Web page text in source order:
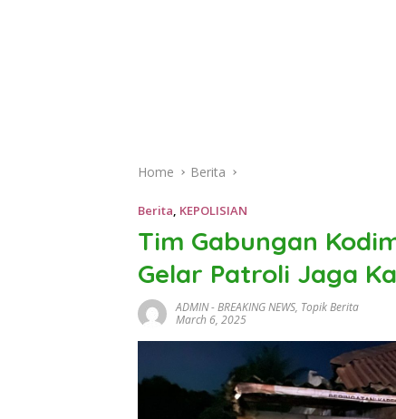
Home Berita
Berita KEPOLISIAN
Tim Gabungan
Gelar Patroli Jaga
ADMIN-BREAKING NEWS, Topik Berita
March 6, 2025